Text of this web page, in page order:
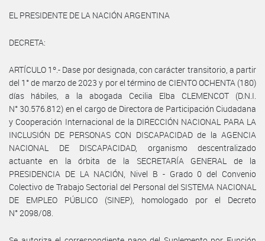
EL PRESIDENTE DE LA NACIÓN ARGENTINA
DECRETA:
ARTÍCULO 1º.- Dase por designada, con carácter transitorio, a partir
del 1° de marzo de 2023 y por el término de CIENTO OCHENTA (180)
días hábiles, a la abogada Cecilia Elba CLEMENCOT (D.N.I.
N° 30.576.812) en el cargo de Directora de Participación Ciudadana
y Cooperación Internacional de la DIRECCIÓN NACIONAL PARA LA
INCLUSIÓN DE PERSONAS CON DISCAPACIDAD de la AGENCIA
NACIONAL DE DISCAPACIDAD, organismo descentralizado
actuante en la órbita de la SECRETARÍA GENERAL de la
PRESIDENCIA DE LA NACIÓN, Nivel B - Grado 0 del Convenio
Colectivo de Trabajo Sectorial del Personal del SISTEMA NACIONAL
DE EMPLEO PÚBLICO (SINEP), homologado por el Decreto
N° 2098/08.